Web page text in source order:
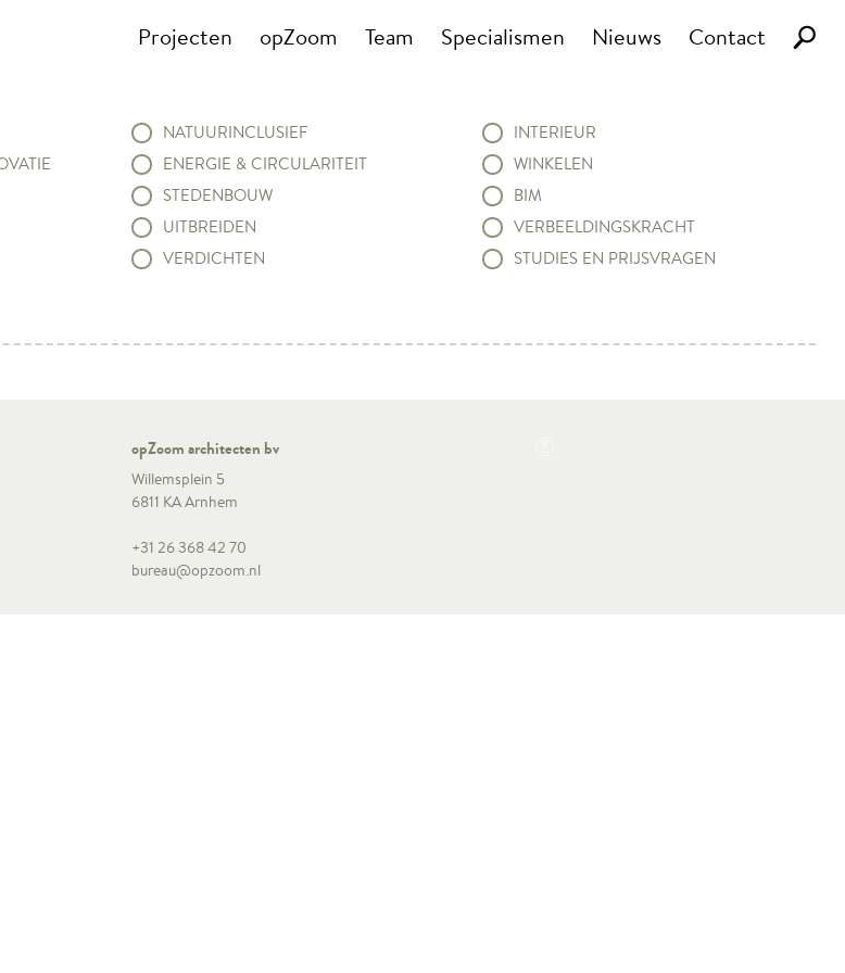
Projecten opZoom Team Specialismen Nieuws Contact
NATUURINCLUSIEF
ENERGIE & CIRCULARITEIT
STEDENBOUW
UITBREIDEN
VERDICHTEN
INTERIEUR
WINKELEN
BIM
VERBEELDINGSKRACHT
STUDIES EN PRIJSVRAGEN
opZoom architecten bv
Willemsplein 5
6811 KA Arnhem
+31 26 368 42 70
bureau@opzoom.nl